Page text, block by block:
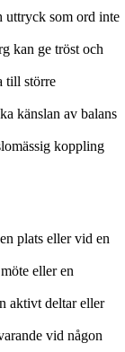
uttryck som ord inte
kan ge tröst och
till större
känslan av balans
koppling
plats eller vid en
eller en
aktivt deltar eller
vid någon